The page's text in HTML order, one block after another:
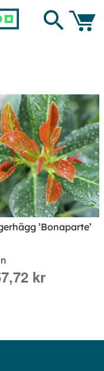
Search
’Bonaparte’
kr